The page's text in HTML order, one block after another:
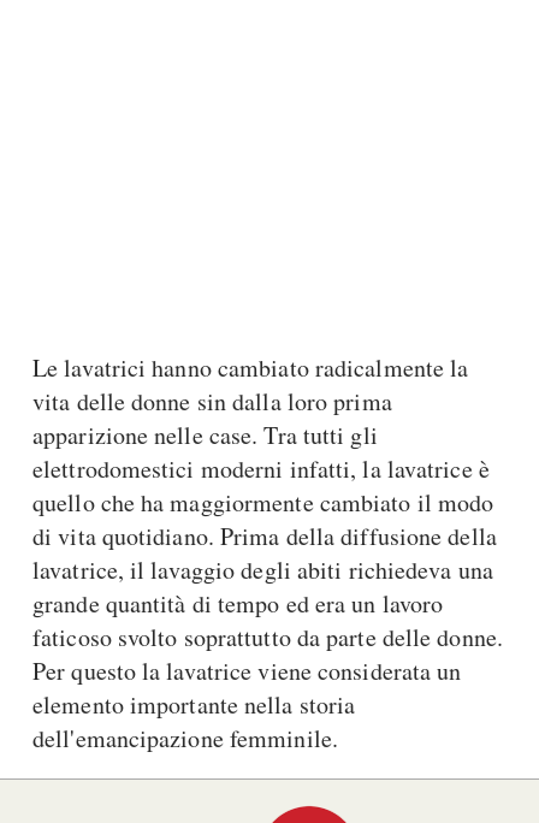
Le lavatrici hanno cambiato radicalmente la
vita delle donne sin dalla loro prima
apparizione nelle case. Tra tutti gli
elettrodomestici moderni infatti, la lavatrice è
quello che ha maggiormente cambiato il modo
di vita quotidiano. Prima della diffusione della
lavatrice, il lavaggio degli abiti richiedeva una
grande quantità di tempo ed era un lavoro
faticoso svolto soprattutto da parte delle donne.
Per questo la lavatrice viene considerata un
elemento importante nella storia
dell'emancipazione femminile.